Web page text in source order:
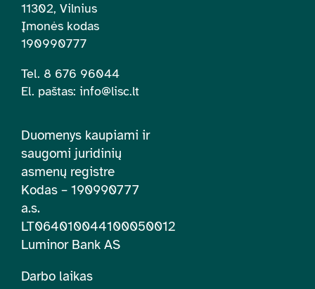
11302, Vilnius
Įmonės kodas
190990777
Tel. 8 676 96044
El. paštas: info@lisc.lt
Duomenys kaupiami ir
saugomi juridinių
asmenų registre
Kodas – 190990777
a.s.
LT064010044100050012
Luminor Bank AS
Darbo laikas